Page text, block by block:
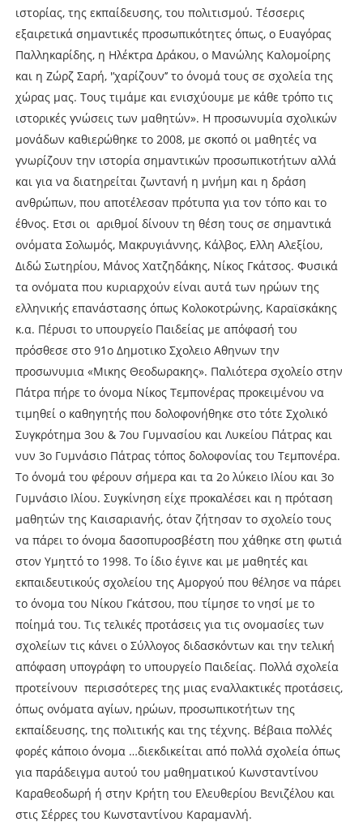
ιστορίας, της εκπαίδευσης, του πολιτισμού. Τέσσερις
εξαιρετικά σημαντικές προσωπικότητες όπως, ο Ευαγόρας
Παλληκαρίδης, η Ηλέκτρα Δράκου, ο Μανώλης Καλομοίρης
και η Ζώρζ Σαρή, '’χαρίζουν’’ το όνομά τους σε σχολεία της
χώρας μας. Τους τιμάμε και ενισχύουμε με κάθε τρόπο τις
ιστορικές γνώσεις των μαθητών». Η προσωνυμία σχολικών
μονάδων καθιερώθηκε το 2008, με σκοπό οι μαθητές να
γνωρίζουν την ιστορία σημαντικών προσωπικοτήτων αλλά
και για να διατηρείται ζωντανή η μνήμη και η δράση
ανθρώπων, που αποτέλεσαν πρότυπα για τον τόπο και το
έθνος. Ετσι οι αριθμοί δίνουν τη θέση τους σε σημαντικά
ονόματα Σολωμός, Μακρυγιάννης, Κάλβος, Ελλη Αλεξίου,
Διδώ Σωτηρίου, Μάνος Χατζηδάκης, Νίκος Γκάτσος. Φυσικά
τα ονόματα που κυριαρχούν είναι αυτά των ηρώων της
ελληνικής επανάστασης όπως Κολοκοτρώνης, Καραϊσκάκης
κ.α. Πέρυσι το υπουργείο Παιδείας με απόφασή του
πρόσθεσε στο 91ο Δημοτικο Σχολειο Αθηνων την
προσωνυμια «Μικης Θεοδωρακης». Παλιότερα σχολείο στην
Πάτρα πήρε το όνομα Νίκος Τεμπονέρας προκειμένου να
τιμηθεί ο καθηγητής που δολοφονήθηκε στο τότε Σχολικό
Συγκρότημα 3ου & 7ου Γυμνασίου και Λυκείου Πάτρας και
νυν 3ο Γυμνάσιο Πάτρας τόπος δολοφονίας του Τεμπονέρα.
Το όνομά του φέρουν σήμερα και τα 2ο λύκειο Ιλίου και 3ο
Γυμνάσιο Ιλίου. Συγκίνηση είχε προκαλέσει και η πρόταση
μαθητών της Καισαριανής, όταν ζήτησαν το σχολείο τους
να πάρει το όνομα δασοπυροσβέστη που χάθηκε στη φωτιά
στον Υμηττό το 1998. Το ίδιο έγινε και με μαθητές και
εκπαιδευτικούς σχολείου της Αμοργού που θέλησε να πάρει
το όνομα του Νίκου Γκάτσου, που τίμησε το νησί με το
ποίημά του. Τις τελικές προτάσεις για τις ονομασίες των
σχολείων τις κάνει ο Σύλλογος διδασκόντων και την τελική
απόφαση υπογράφη το υπουργείο Παιδείας. Πολλά σχολεία
προτείνουν περισσότερες της μιας εναλλακτικές προτάσεις,
όπως ονόματα αγίων, ηρώων, προσωπικοτήτων της
εκπαίδευσης, της πολιτικής και της τέχνης. Βέβαια πολλές
φορές κάποιο όνομα …διεκδικείται από πολλά σχολεία όπως
για παράδειγμα αυτού του μαθηματικού Κωνσταντίνου
Καραθεοδωρή ή στην Κρήτη του Ελευθερίου Βενιζέλου και
στις Σέρρες του Κωνσταντίνου Καραμανλή.